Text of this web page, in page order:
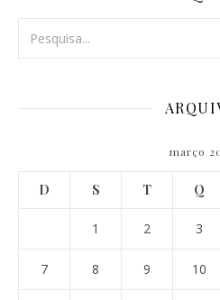
março
D S T Q
1 2 3
7 8 9 10